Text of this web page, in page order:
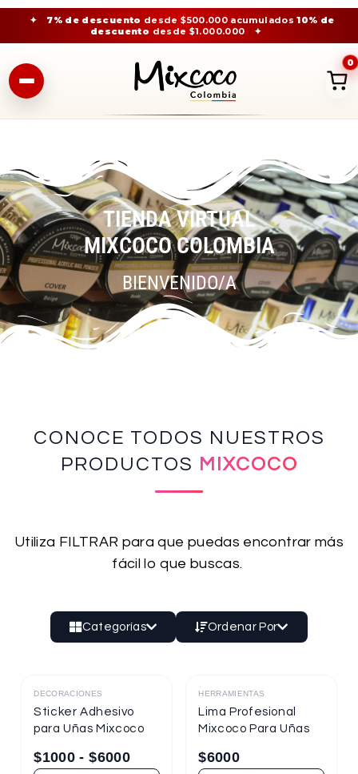
✦ 7% de descuento desde $500.000 acumulados10% de
descuento desde $1.000.000 ✦
0
TIENDA VIRTUAL
MIXCOCO COLOMBIA
BIENVENIDO/A
CONOCE TODOS NUESTROS
PRODUCTOS MIXCOCO
Utiliza FILTRAR para que puedas encontrar más
fácil lo que buscas.
Categorías Ordenar Por
Destacado
DECORACIONES
Sticker Adhesivo
para Uñas Mixcoco
$1000 - $6000
Destacado
HERRAMIENTAS
Lima Profesional
Mixcoco Para Uñas
$6000